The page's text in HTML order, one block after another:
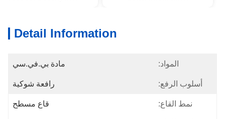
Detail Information
المواد: مادة بي.في.سي
أسلوب الرفع: رافعة شوكية
نمط القاع: قاع مسطح